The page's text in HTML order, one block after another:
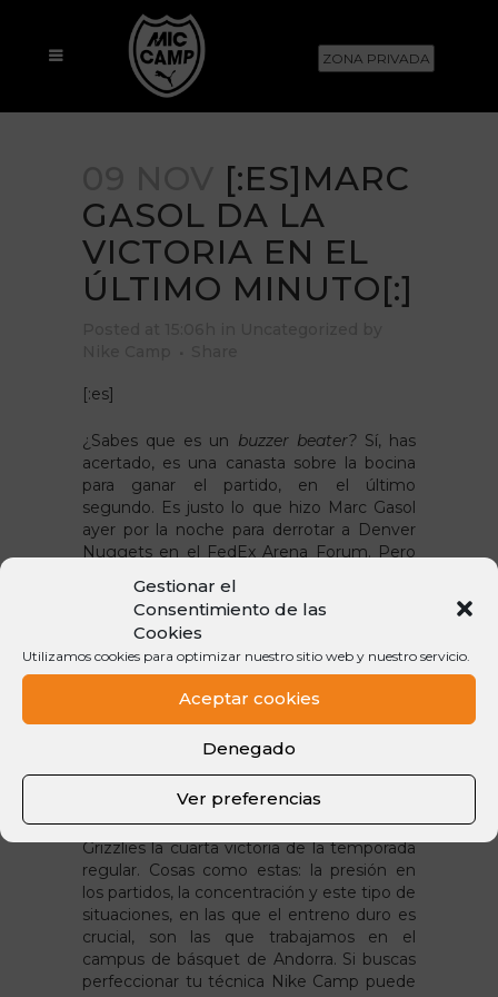
Gestionar el
Consentimiento de las
Cookies
Utilizamos cookies para optimizar nuestro sitio web y nuestro servicio.
Aceptar cookies
Denegado
Ver preferencias
ZONA PRIVADA
[:ES]MARC
GASOL DA LA
VICTORIA EN EL
ÚLTIMO MINUTO[:]
[:es]
¿Sabes que es un buzzer beater? Sí, has
acertado, es una canasta sobre la bocina
para ganar el partido, en el último
segundo. Es justo lo que hizo Marc Gasol
ayer por la noche para derrotar a Denver
Nuggets en el FedEx Arena Forum. Pero
apuntó este tiro mágico, también fue
escogido MVP del partido con 19 puntos, 2
rebotes y 6 asistencias.
Puntazo y MVP del partido
El cierre del partido por parte del pívot de
Sant Boi no fue un punto cualquiera, fue
asistido por el histórico de la NBA Vince
Carter, haciéndole sumar a Memphis
Grizzlies la cuarta victoria de la temporada
regular. Cosas como estas: la presión en
los partidos, la concentración y este tipo de
situaciones, en las que el entreno duro es
crucial, son las que trabajamos en el
campus de básquet de Andorra. Si buscas
perfeccionar tu técnica Nike Camp puede